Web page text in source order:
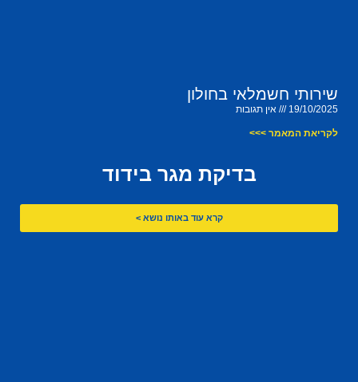
שירותי חשמלאי בחולון
19/10/2025 אין תגובות
לקריאת המאמר >>>
בדיקת מגר בידוד
קרא עוד באותו נושא >